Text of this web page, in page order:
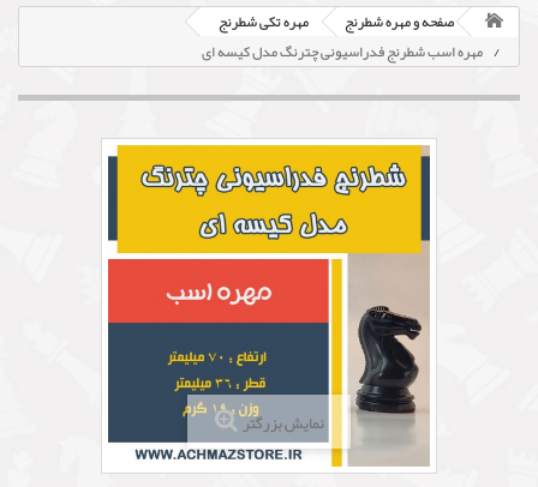
صفحه و مهره شطرنج
مهره تکی شطرنج
مهره اسب شطرنج فدراسیونی چترنگ مدل کیسه ای
نمایش بزرگتر